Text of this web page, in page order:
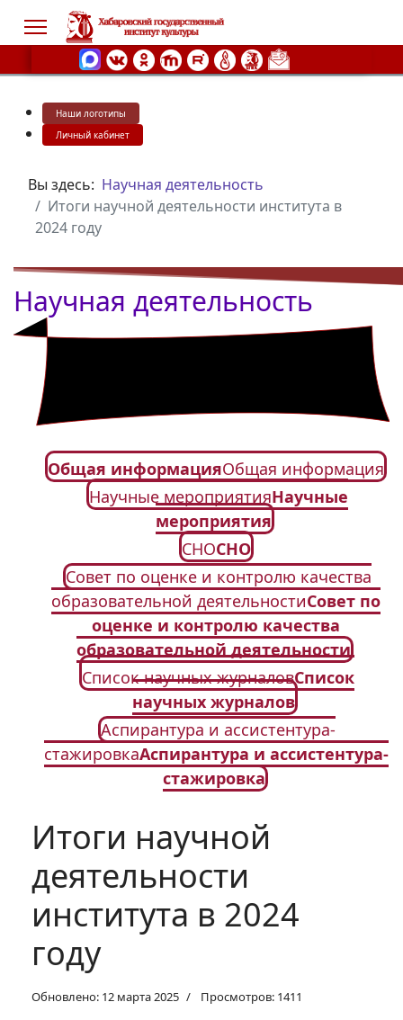
Наши логотипы
Личный кабинет
Вы здесь: Научная деятельность
Итоги научной деятельности института в
2024 году
Научная деятельность
Общая информацияОбщая информация
Научные мероприятияНаучные
мероприятия
СНОСНО
Совет по оценке и контролю качества
образовательной деятельностиСовет по
оценке и контролю качества
образовательной деятельности
Список научных журналовСписок
научных журналов
Аспирантура и ассистентура-
стажировкаАспирантура и ассистентура-
стажировка
Итоги научной
деятельности
института в 2024
году
Обновлено: 12 марта 2025 Просмотров: 1411